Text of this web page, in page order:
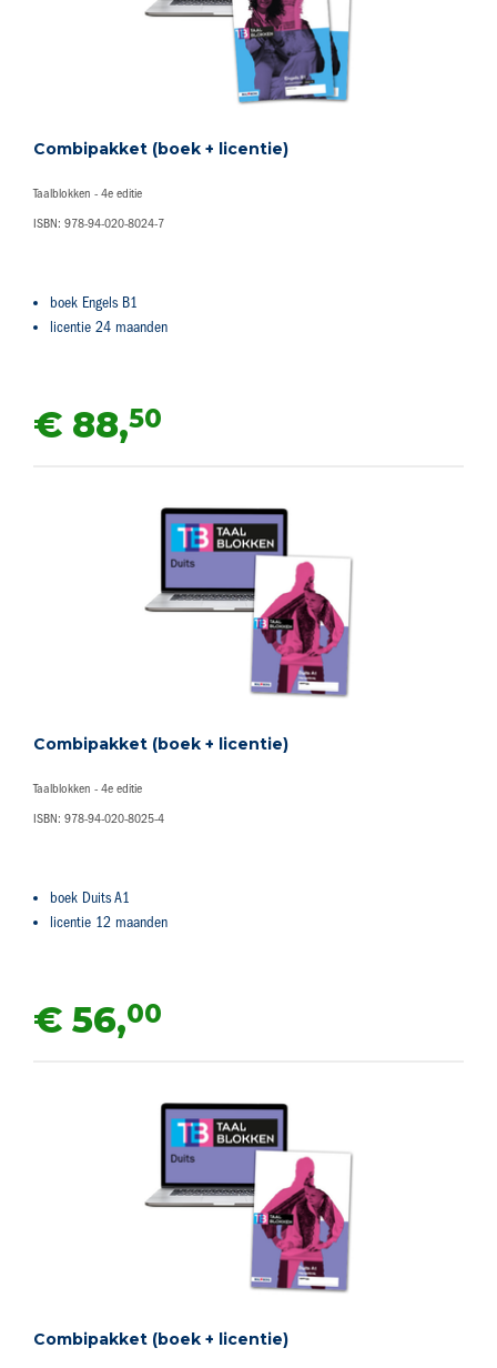
Combipakket (boek + licentie)
Taalblokken - 4e editie
ISBN: 978-94-020-8024-7
boek Engels B1
licentie 24 maanden
€ 88,50
Combipakket (boek + licentie)
Taalblokken - 4e editie
ISBN: 978-94-020-8025-4
boek Duits A1
licentie 12 maanden
€ 56,00
Combipakket (boek + licentie)